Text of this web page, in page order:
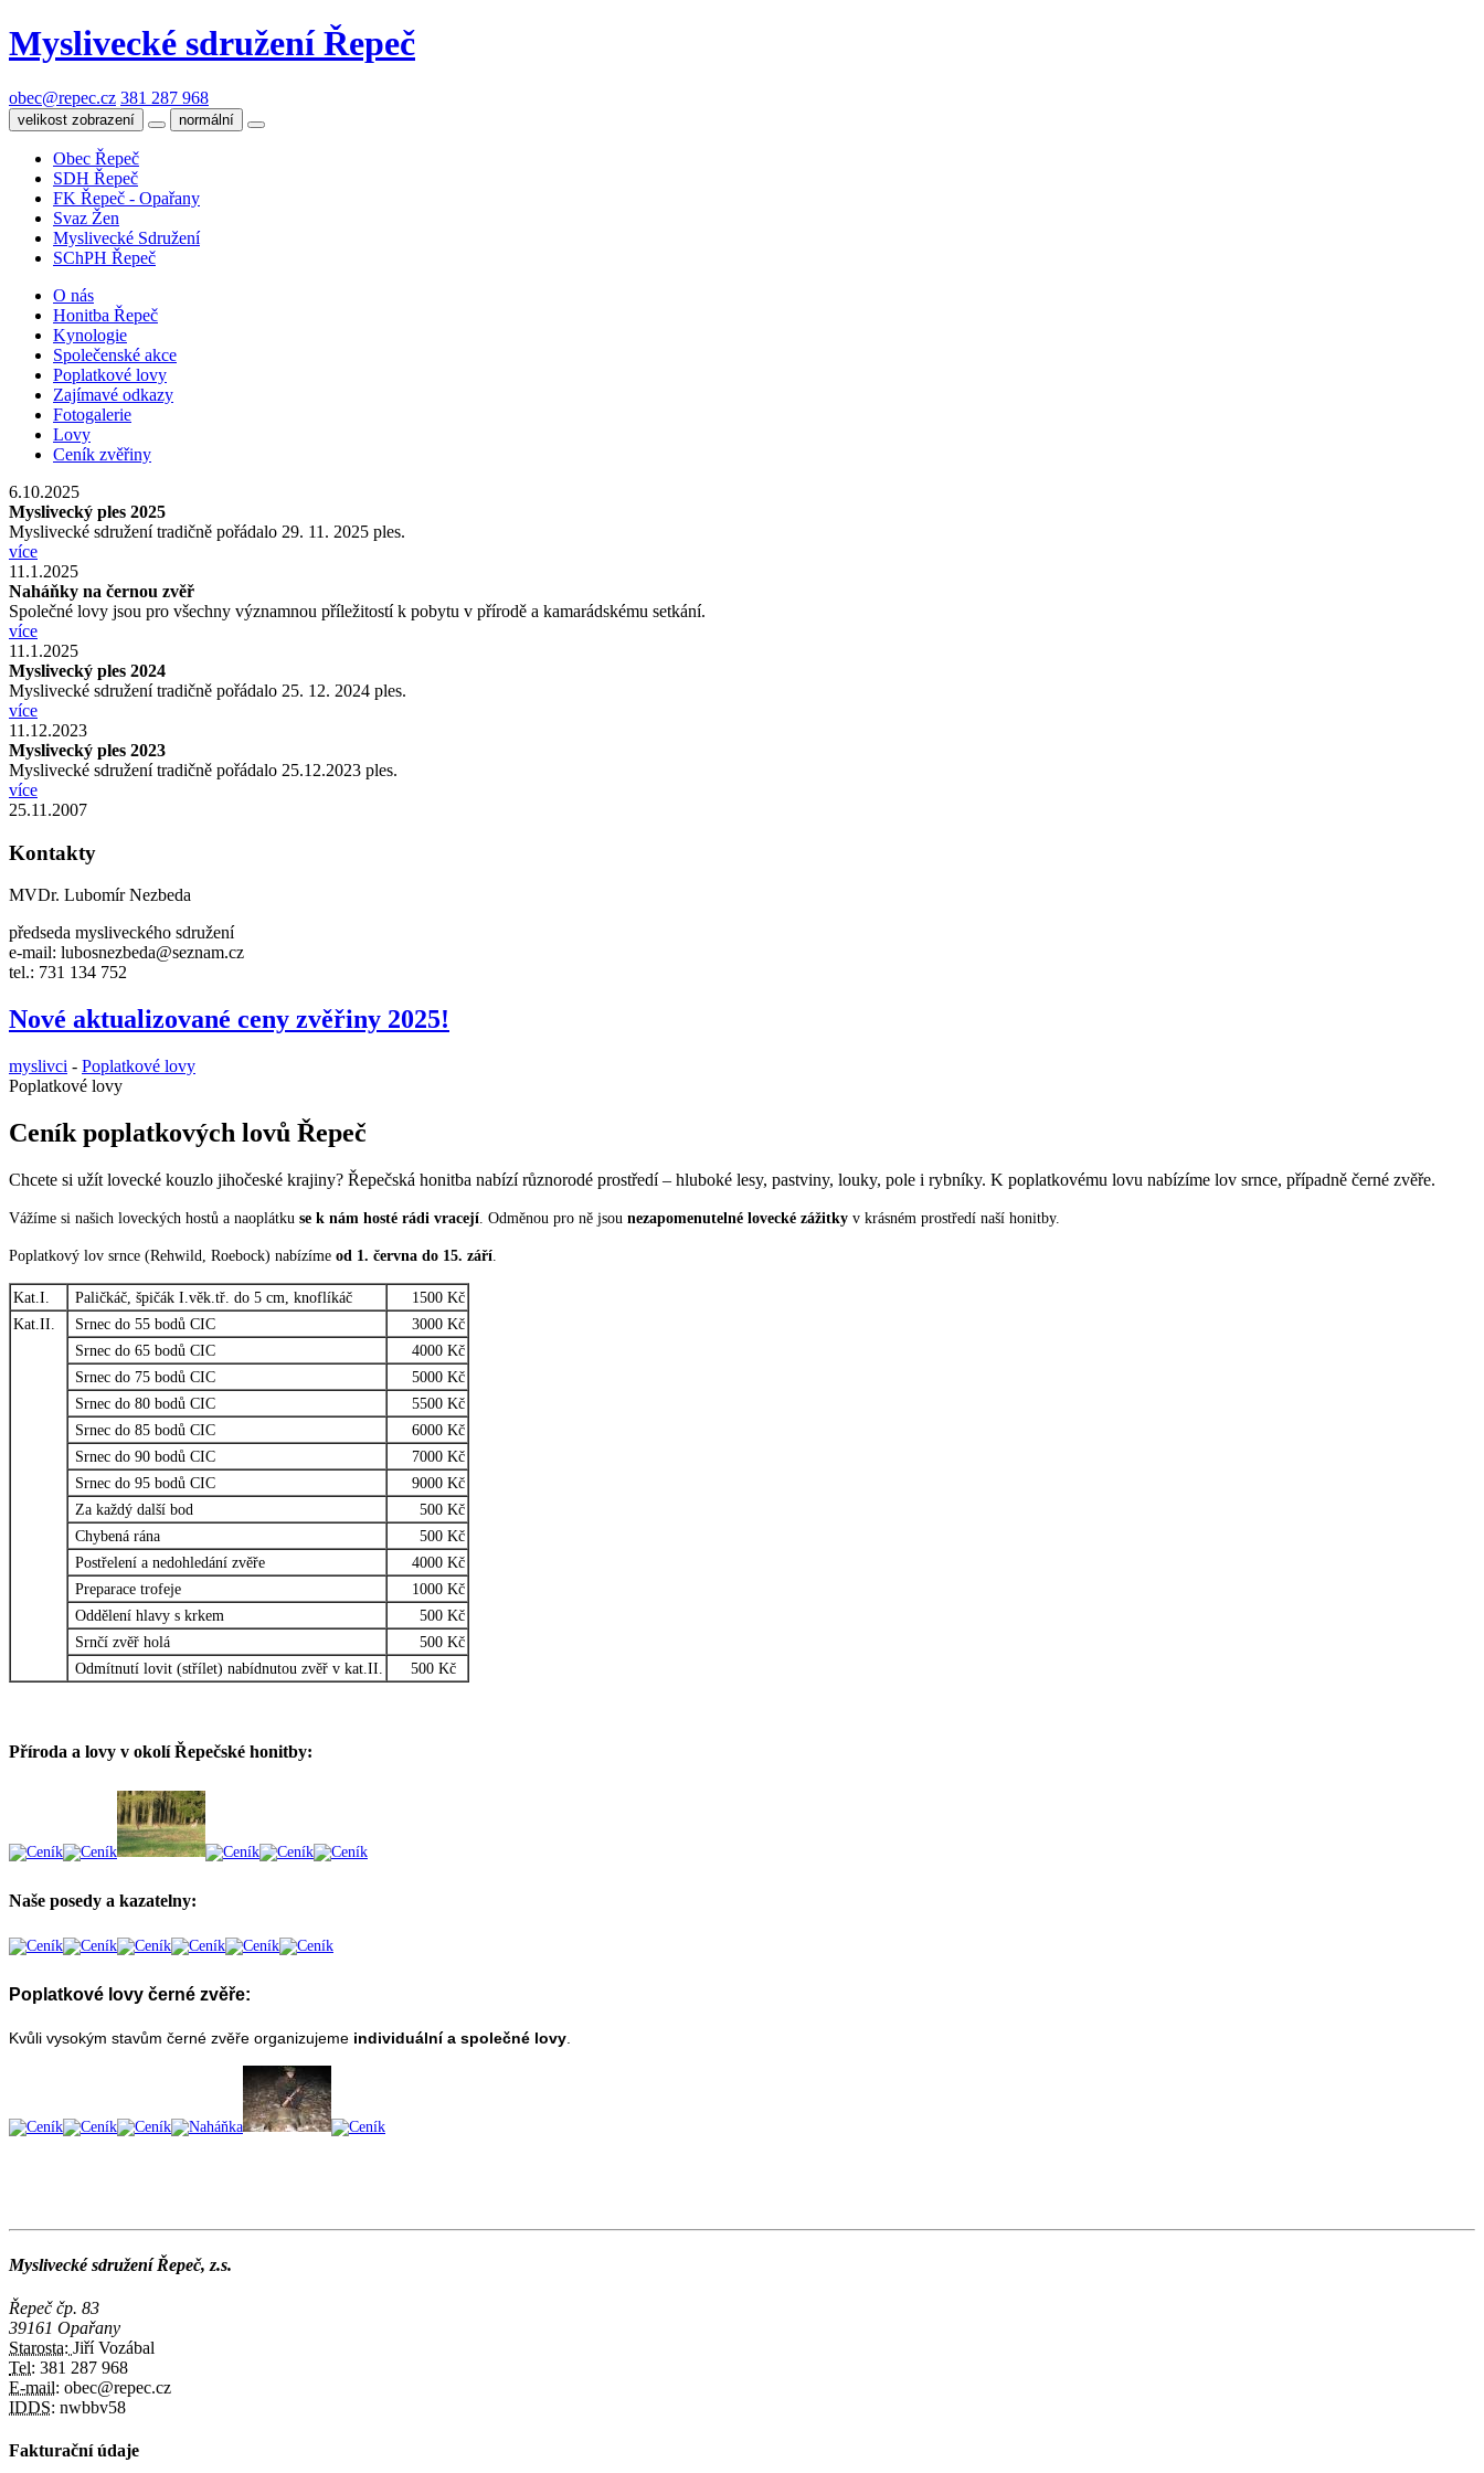
Myslivecké sdružení Řepeč
obec@repec.cz 381 287 968
velikost zobrazení normální
Obec Řepeč
SDH Řepeč
FK Řepeč - Opařany
Svaz Žen
Myslivecké Sdružení
SChPH Řepeč
O nás
Honitba Řepeč
Kynologie
Společenské akce
Poplatkové lovy
Zajímavé odkazy
Fotogalerie
Lovy
Ceník zvěřiny
6.10.2025
Myslivecký ples 2025
Myslivecké sdružení tradičně pořádalo 29. 11. 2025 ples.
více
11.1.2025
Naháňky na černou zvěř
Společné lovy jsou pro všechny významnou příležitostí k pobytu v přírodě a kamarádskému setkání.
více
11.1.2025
Myslivecký ples 2024
Myslivecké sdružení tradičně pořádalo 25. 12. 2024 ples.
více
11.12.2023
Myslivecký ples 2023
Myslivecké sdružení tradičně pořádalo 25.12.2023 ples.
více
25.11.2007
Kontakty
MVDr. Lubomír Nezbeda
předseda mysliveckého sdružení
e-mail: lubosnezbeda@seznam.cz
tel.: 731 134 752
Nové aktualizované ceny zvěřiny 2025!
myslivci - Poplatkové lovy
Poplatkové lovy
Ceník poplatkových lovů Řepeč
Chcete si užít lovecké kouzlo jihočeské krajiny? Řepečská honitba nabízí různorodé prostředí – hluboké lesy, pastviny, louky, pole i rybníky. K poplatkovému lovu nabízíme lov srnce, případně černé zvěře.
Vážíme si našich loveckých hostů a naoplátku se k nám hosté rádi vracejí . Odměnou pro ně jsou nezapomenutelné lovecké zážitky v krásném prostředí naší honitby.
Poplatkový lov srnce (Rehwild, Roebock) nabízíme od 1. června do 15. září
Kat.I. Paličkáč, špičák I.věk.tř. do 5 cm, knoflíkáč
1500 Kč
Kat.II.
Srnec do 55 bodů CIC
3000 Kč
Srnec do 65 bodů CIC
4000 Kč
Srnec do 75 bodů CIC
5000 Kč
Srnec do 80 bodů CIC
5500 Kč
Srnec do 85 bodů CIC
6000 Kč
Srnec do 90 bodů CIC
7000 Kč
Srnec do 95 bodů CIC
9000 Kč
Za každý další bod
500 Kč
Chybená rána
500 Kč
Postřelení a nedohledání zvěře
4000 Kč
Preparace trofeje
1000 Kč
Oddělení hlavy s krkem
500 Kč
Srnčí zvěř holá
500 Kč
Odmítnutí lovit (střílet) nabídnutou zvěř v kat.II.
500 Kč
Příroda a lovy v okolí Řepečské honitby:
Naše posedy a kazatelny:
Poplatkové lovy černé zvěře:
Kvůli vysokým stavům černé zvěře organizujeme individuální a společné lovy.
Myslivecké sdružení Řepeč, z.s.
Řepeč čp. 83
39161 Opařany
Starosta: Jiří Vozábal
Tel: 381 287 968
E-mail: obec@repec.cz
IDDS: nwbbv58
Fakturační údaje